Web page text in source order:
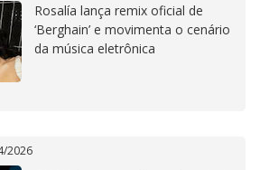
Rosalía lança remix oficial de
‘Berghain’ e movimenta o cenário
da música eletrônica
2026